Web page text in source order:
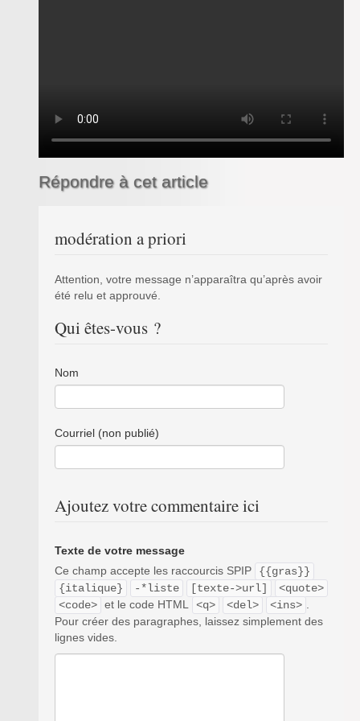
Répondre à cet article
modération a priori
Attention, votre message n’apparaîtra qu’après avoir
été relu et approuvé.
Qui êtes-vous ?
Nom
Courriel (non publié)
Ajoutez votre commentaire ici
Texte de votre message
Ce champ accepte les raccourcis SPIP
{{gras}}
{italique}
-*liste [texte->url]
<quote>
<code> et le code HTML <q> <del> <ins>
Pour créer des paragraphes, laissez simplement des
lignes vides.